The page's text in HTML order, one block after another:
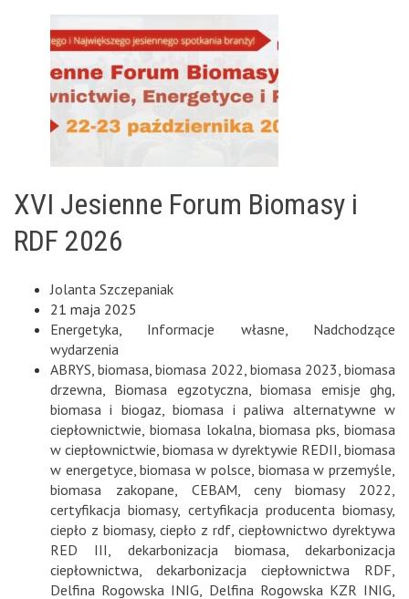
XVI Jesienne Forum Biomasy i
RDF 2026
Jolanta Szczepaniak
21 maja 2025
Energetyka
Informacje własne
Nadchodzące
wydarzenia
ABRYS ,biomasa ,biomasa 2022 biomasa 2023 ,biomasa
drzewna
Biomasa egzotyczna ,biomasa emisje ghg
biomasa i biogaz ,biomasa i paliwa alternatywne w
ciepłownictwie biomasa lokalna ,biomasa pks ,biomasa
w ciepłownictwie biomasa w dyrektywie REDII biomasa
w energetyce ,biomasa w polsce biomasa w przemyśle
biomasa zakopane
CEBAM ,ceny biomasy 2022
certyfikacja biomasy, certyfikacja producenta biomasy,
ciepło z biomasy, ciepło z rdf ciepłownictwo dyrektywa
RED III
dekarbonizacja biomasa
dekarbonizacja
ciepłownictwa
dekarbonizacja ciepłownictwa RDF
Delfina Rogowska INIG
Delfina Rogowska KZR INIG